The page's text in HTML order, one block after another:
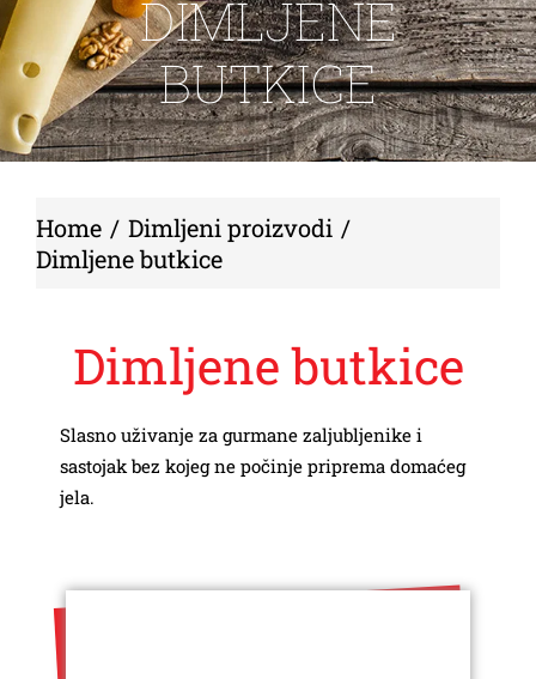
KONTAKTDIMLJENE
BUTKICE
Home
Dimljeni proizvodi
Dimljene butkice
Dimljene butkice
Slasno uživanje za gurmane zaljubljenike i
sastojak bez kojeg ne počinje priprema domaćeg
jela.